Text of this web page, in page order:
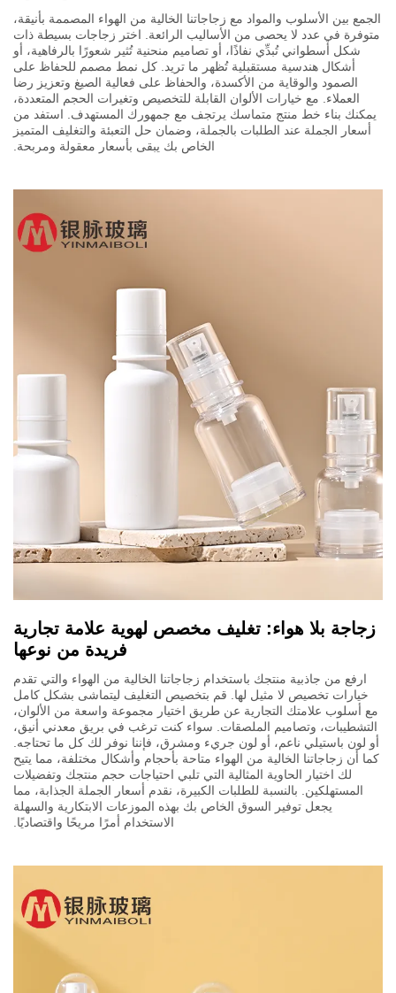
الجمع بين الأسلوب والمواد مع زجاجاتنا الخالية من الهواء المصممة بأنيقة،
متوفرة في عدد لا يحصى من الأساليب الرائعة. اختر زجاجات بسيطة ذات
شكل أسطواني تُبدِّي نفاذًا، أو تصاميم منحنية تُثير شعورًا بالرفاهية، أو
أشكال هندسية مستقبلية تُظهر ما تريد. كل نمط مصمم للحفاظ على
الصمود والوقاية من الأكسدة، والحفاظ على فعالية الصيغ وتعزيز رضا
العملاء. مع خيارات الألوان القابلة للتخصيص وتغيرات الحجم المتعددة،
يمكنك بناء خط منتج متماسك يرتجف مع جمهورك المستهدف. استفد من
أسعار الجملة عند الطلبات بالجملة، وضمان حل التعبئة والتغليف المتميز
الخاص بك يبقى بأسعار معقولة ومربحة.
زجاجة بلا هواء: تغليف مخصص لهوية علامة تجارية
فريدة من نوعها
ارفع من جاذبية منتجك باستخدام زجاجاتنا الخالية من الهواء والتي تقدم
خيارات تخصيص لا مثيل لها. قم بتخصيص التغليف ليتماشى بشكل كامل
مع أسلوب علامتك التجارية عن طريق اختيار مجموعة واسعة من الألوان،
التشطيبات، وتصاميم الملصقات. سواء كنت ترغب في بريق معدني أنيق،
أو لون باستيلي ناعم، أو لون جريء ومشرق، فإننا نوفر لك كل ما تحتاجه.
كما أن زجاجاتنا الخالية من الهواء متاحة بأحجام وأشكال مختلفة، مما يتيح
لك اختيار الحاوية المثالية التي تلبي احتياجات حجم منتجك وتفضيلات
المستهلكين. بالنسبة للطلبات الكبيرة، نقدم أسعار الجملة الجذابة، مما
يجعل توفير السوق الخاص بك بهذه الموزعات الابتكارية والسهلة
الاستخدام أمرًا مريحًا واقتصاديًا.